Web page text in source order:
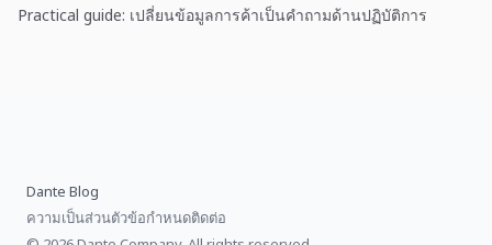
Practical guide: เปลี่ยนข้อมูลการค้าเป็นคำถามด้านปฏิบัติการ
Dante Blog
ความเป็นส่วนตัวข้อกำหนดติดต่อ